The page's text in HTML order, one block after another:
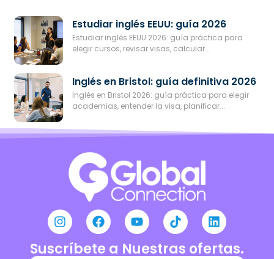
Estudiar inglés EEUU: guía 2026
Estudiar inglés EEUU 2026: guía práctica para
elegir cursos, revisar visas, calcular...
Inglés en Bristol: guía definitiva 2026
Inglés en Bristol 2026: guía práctica para elegir
academias, entender la visa, planificar...
Suscríbete a Nuestras ofertas.